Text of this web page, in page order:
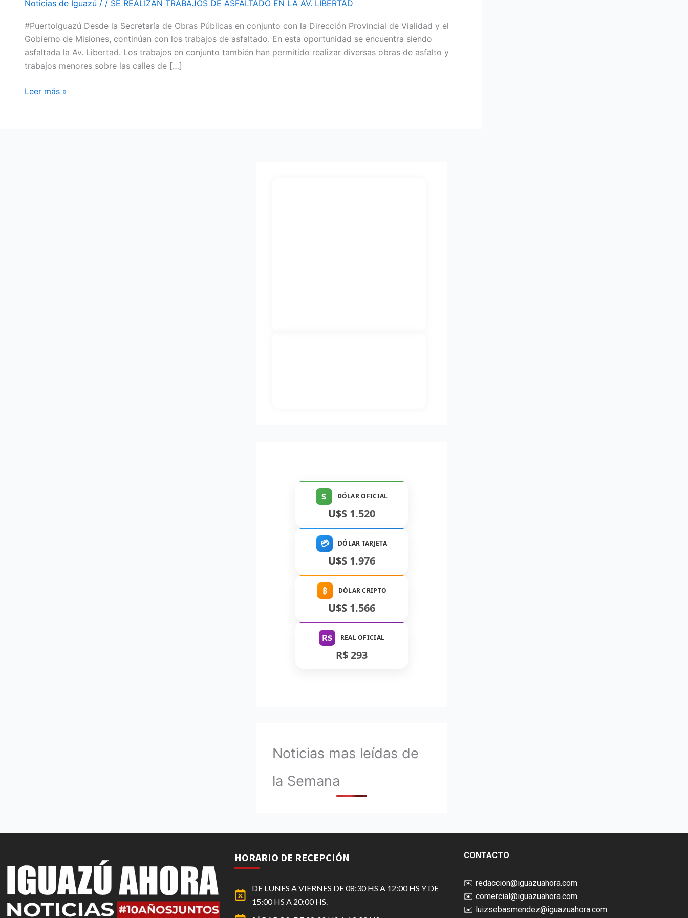
Noticias de Iguazú / / SE REALIZAN TRABAJOS DE ASFALTADO EN LA AV. LIBERTAD
#PuertoIguazú Desde la Secretaría de Obras Públicas en conjunto con la Dirección Provincial de Vialidad y el
Gobierno de Misiones, continúan con los trabajos de asfaltado. En esta oportunidad se encuentra siendo
asfaltada la Av. Libertad. Los trabajos en conjunto también han permitido realizar diversas obras de asfalto y
trabajos menores sobre las calles de […]
EN
LA
AV.
LIBERTAD
Leer más »
$ DÓLAR OFICIAL
U$S 1.520
💳 DÓLAR TARJETA
U$S 1.976
₿ DÓLAR CRIPTO
U$S 1.566
R$ REAL OFICIAL
R$ 293
Noticias mas leídas de
la Semana
HORARIO DE RECEPCIÓN
DE LUNES A VIERNES DE 08:30 HS A 12:00 HS Y DE
15:00 HS A 20:00 HS.
CONTACTO
✉️ redaccion@iguazuahora.com
✉️ comercial@iguazuahora.com
✉️ luizsebasmendez@iguazuahora.com